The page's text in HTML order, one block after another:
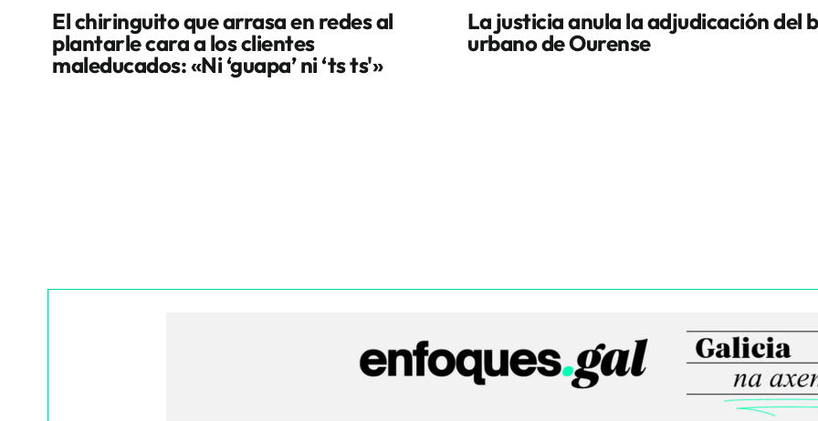
El chiringuito que arrasa en redes al
plantarle cara a los clientes
maleducados: «Ni ‘guapa’ ni ‘ts ts'»
La justicia anula la adjudicación del
urbano de Ourense